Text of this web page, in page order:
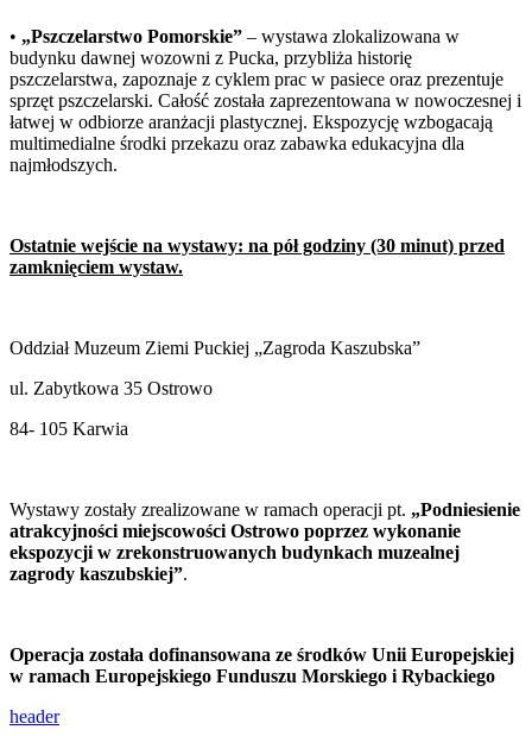
• „Pszczelarstwo Pomorskie” – wystawa zlokalizowana w
budynku dawnej wozowni z Pucka, przybliża historię
pszczelarstwa, zapoznaje z cyklem prac w pasiece oraz prezentuje
sprzęt pszczelarski. Całość została zaprezentowana w nowoczesnej i
łatwej w odbiorze aranżacji plastycznej. Ekspozycję wzbogacają
multimedialne środki przekazu oraz zabawka edukacyjna dla
najmłodszych.
Ostatnie wejście na wystawy: na pół godziny (30 minut) przed
zamknięciem wystaw.
Oddział Muzeum Ziemi Puckiej „Zagroda Kaszubska”
ul. Zabytkowa 35 Ostrowo
84- 105 Karwia
Wystawy zostały zrealizowane w ramach operacji pt. „Podniesienie
atrakcyjności miejscowości Ostrowo poprzez wykonanie
ekspozycji w zrekonstruowanych budynkach muzealnej
zagrody kaszubskiej”.
Operacja została dofinansowana ze środków Unii Europejskiej
w ramach Europejskiego Funduszu Morskiego i Rybackiego
header